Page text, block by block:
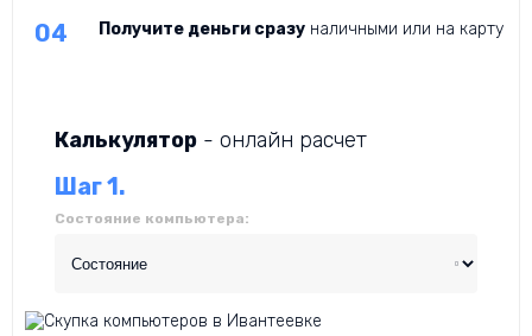
Получите деньги сразу наличными или на карту
Калькулятор - онлайн расчет
Шаг 1.
Состояние компьютера: